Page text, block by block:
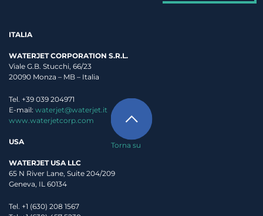
Torna su
ITALIA
WATERJET CORPORATION S.R.L.
Viale G.B. Stucchi, 66/23
20090 Monza – MB – Italia
Tel. +39 039 204971
E-mail: waterjet@waterjet.it
www.waterjetcorp.com
USA
WATERJET USA LLC
65 N River Lane, Suite 204/209
Geneva, IL 60134
Tel. +1 (630) 208 1567